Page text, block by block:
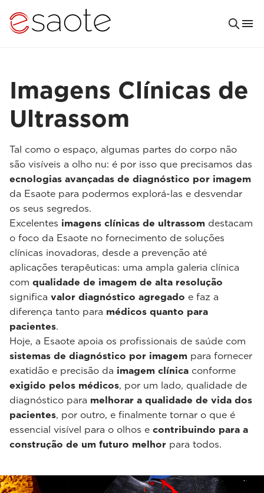
Imagens Clínicas de
Ultrassom
Tal como o espaço, algumas partes do corpo não
são visíveis a olho nu: é por isso que precisamos das
ecnologias avançadas de diagnóstico por imagem
da Esaote para podermos explorá-las e desvendar
os seus segredos.
Excelentes imagens clínicas de ultrassom destacam
o foco da Esaote no fornecimento de soluções
clínicas inovadoras, desde a prevenção até
aplicações terapêuticas: uma ampla galeria clínica
com qualidade de imagem de alta resolução
significa valor diagnóstico agregado e faz a
diferença tanto para médicos quanto para
pacientes.
Hoje, a Esaote apoia os profissionais de saúde com
sistemas de diagnóstico por imagem para fornecer
exatidão e precisão da imagem clínica conforme
exigido pelos médicos, por um lado, qualidade de
diagnóstico para melhorar a qualidade de vida dos
pacientes, por outro, e finalmente tornar o que é
essencial visível para o olhos e contribuindo para a
construção de um futuro melhor para todos.